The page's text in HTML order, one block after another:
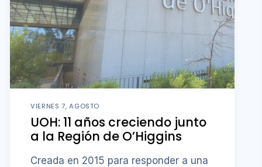
VIERNES 7, AGOSTO
UOH: 11 años creciendo junto
a la Región de O’Higgins
Creada en 2015 para responder a una